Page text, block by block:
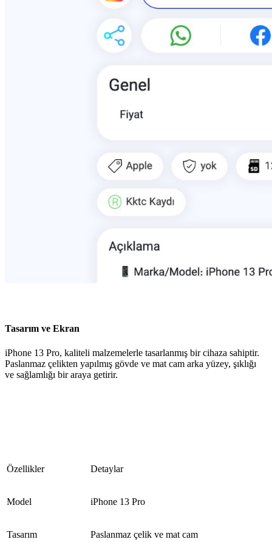
Tasarım ve Ekran
iPhone 13 Pro, kaliteli malzemelerle tasarlanmış bir cihaza sahiptir.
Paslanmaz çelikten yapılmış gövde ve mat cam arka yüzey, şıklığı
ve sağlamlığı bir araya getirir.
Özellikler Detaylar
Model iPhone 13 Pro
Tasarım Paslanmaz çelik ve mat cam